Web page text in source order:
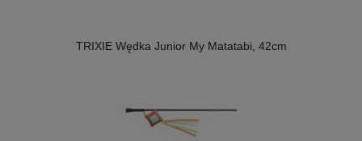
TRIXIE Wędka Junior My Matatabi, 42cm